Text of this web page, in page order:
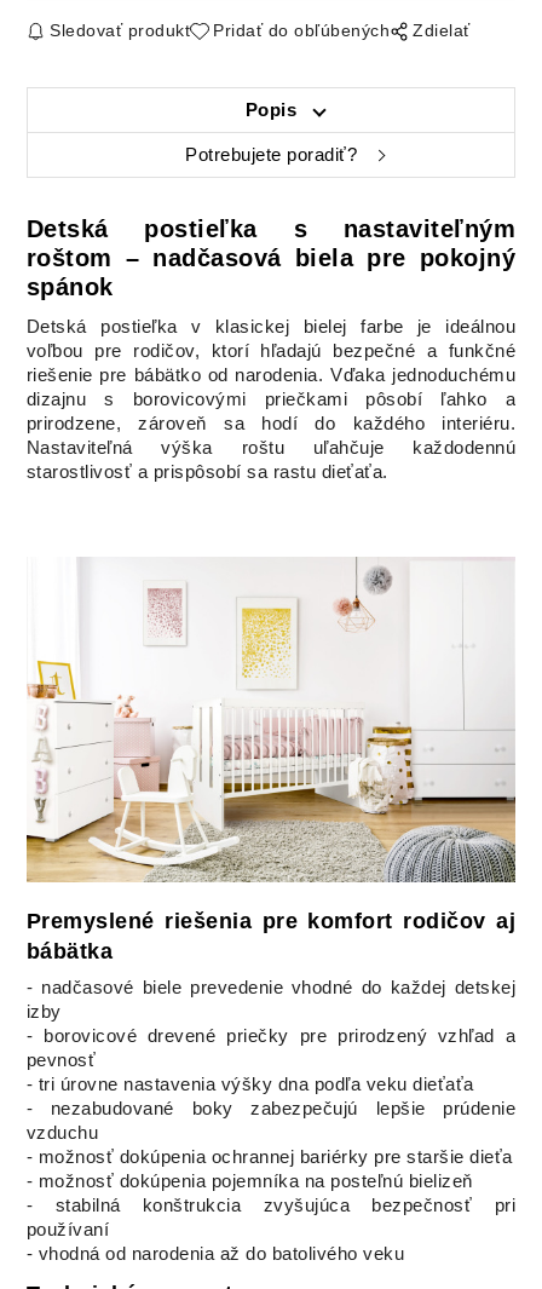
Sledovať produkt Pridať do obľúbených Zdielať
Popis
Potrebujete poradiť?
Detská postieľka s nastaviteľným
roštom – nadčasová biela pre pokojný
spánok
Detská postieľka v klasickej bielej farbe je ideálnou
voľbou pre rodičov, ktorí hľadajú bezpečné a funkčné
riešenie pre bábätko od narodenia. Vďaka jednoduchému
dizajnu s borovicovými priečkami pôsobí ľahko a
prirodzene, zároveň sa hodí do každého interiéru.
Nastaviteľná výška roštu uľahčuje každodennú
starostlivosť a prispôsobí sa rastu dieťaťa.
Premyslené riešenia pre komfort rodičov aj
bábätka
- nadčasové biele prevedenie vhodné do každej detskej
izby
- borovicové drevené priečky pre prirodzený vzhľad a
pevnosť
- tri úrovne nastavenia výšky dna podľa veku dieťaťa
- nezabudované boky zabezpečujú lepšie prúdenie
vzduchu
- možnosť dokúpenia ochrannej bariérky pre staršie dieťa
- možnosť dokúpenia pojemníka na posteľnú bielizeň
- stabilná konštrukcia zvyšujúca bezpečnosť pri
používaní
- vhodná od narodenia až do batolivého veku